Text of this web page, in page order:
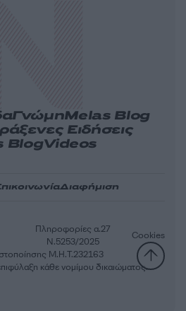
ΓνώμηMelas Blog
Ειδήσεις
BlogVideos
Διαφήμιση
Μ.Η.Τ.232163
Πληροφορίες α.27
Ν.5253/2025
Cookies
κάθε νομίμου δικαιώματος.